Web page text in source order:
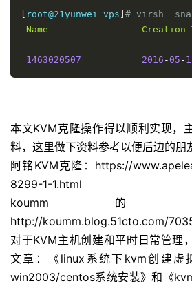
root@21yunwei vps # virsh
Name
Creation
1463020507
2016 -05 -
本文KVM克隆操作得以顺利实现，
料，这里做下资料参考以便后边的朋
阿铭KVM克隆：https://
8299-1-1.html
koumm的
http://koumm.blog.51cto.com/
对于KVM主机创建和平时日常管理
文章：《linux系统下kvm创建虚
win2003/centos系统安装》和《